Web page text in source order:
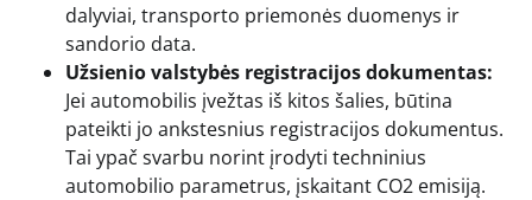
dalyviai, transporto priemonės duomenys ir
sandorio data.
Užsienio valstybės registracijos dokumentas:
Jei automobilis įvežtas iš kitos šalies, būtina
pateikti jo ankstesnius registracijos dokumentus.
Tai ypač svarbu norint įrodyti techninius
automobilio parametrus, įskaitant CO2 emisiją.